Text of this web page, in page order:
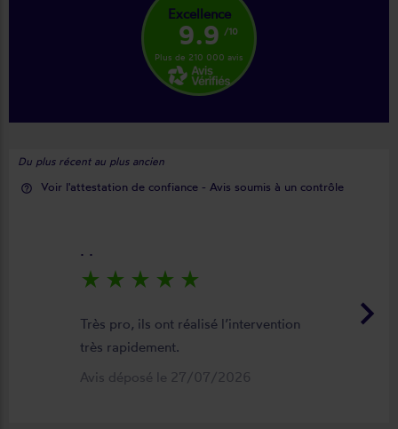
Excellence
9.9 /10
Plus de 210 000 avis
Du plus récent au plus ancien
help_outline Voir l'attestation de confiance - Avis soumis à un contrôle
keyboard_arrow_right
. .
star_rate star_rate star_rate star_rate star_rate
Très pro, ils ont réalisé l’intervention
très rapidement.
Avis déposé le 27/07/2026